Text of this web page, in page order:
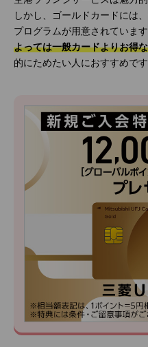
しかし、ゴールドカードには
プログラムが用意されています
よっては一般カードよりお得
的にためたい人におすすめです